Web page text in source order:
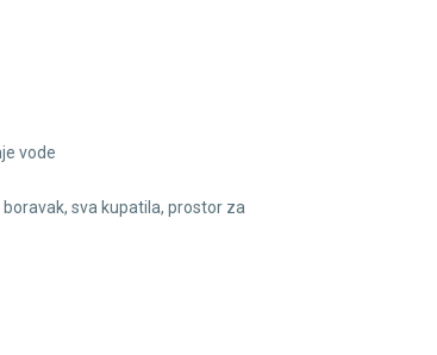
vode
sva kupatila, prostor za